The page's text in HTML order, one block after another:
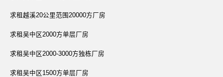
求租越溪20公里范围20000方厂房
求租吴中区2000方单层厂房
求租吴中区2000-3000方独栋厂房
求租吴中区1500方单层厂房